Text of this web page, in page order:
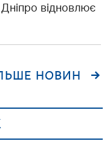
відновлює
НОВИН